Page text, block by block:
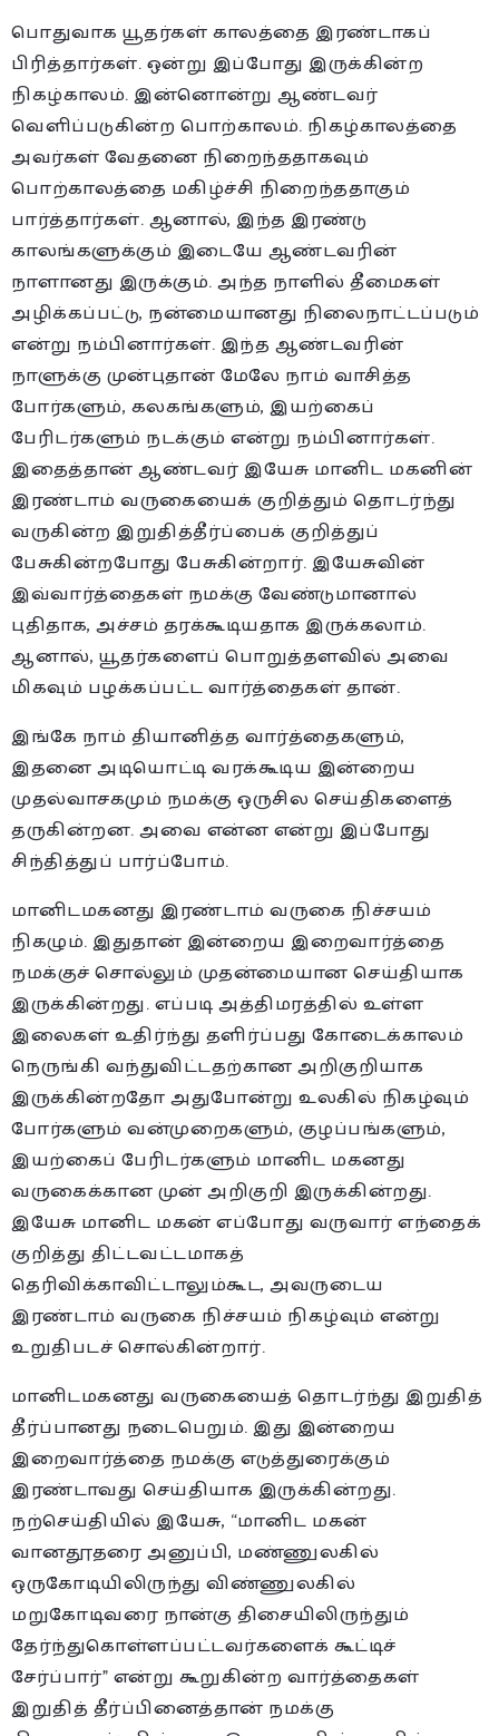
பொதுவாக யூதர்கள் காலத்தை இரண்டாகப்
பிரித்தார்கள். ஒன்று இப்போது இருக்கின்ற
நிகழ்காலம். இன்னொன்று ஆண்டவர்
வெளிப்படுகின்ற பொற்காலம். நிகழ்காலத்தை
அவர்கள் வேதனை நிறைந்ததாகவும்
பொற்காலத்தை மகிழ்ச்சி நிறைந்ததாகும்
பார்த்தார்கள். ஆனால், இந்த இரண்டு
காலங்களுக்கும் இடையே ஆண்டவரின்
நாளானது இருக்கும். அந்த நாளில் தீமைகள்
அழிக்கப்பட்டு, நன்மையானது நிலைநாட்டப்படும்
என்று நம்பினார்கள். இந்த ஆண்டவரின்
நாளுக்கு முன்புதான் மேலே நாம் வாசித்த
போர்களும், கலகங்களும், இயற்கைப்
பேரிடர்களும் நடக்கும் என்று நம்பினார்கள்.
இதைத்தான் ஆண்டவர் இயேசு மானிட மகனின்
இரண்டாம் வருகையைக் குறித்தும் தொடர்ந்து
வருகின்ற இறுதித்தீர்ப்பைக் குறித்துப்
பேசுகின்றபோது பேசுகின்றார். இயேசுவின்
இவ்வார்த்தைகள் நமக்கு வேண்டுமானால்
புதிதாக, அச்சம் தரக்கூடியதாக இருக்கலாம்.
ஆனால், யூதர்களைப் பொறுத்தளவில் அவை
மிகவும் பழக்கப்பட்ட வார்த்தைகள் தான்.
இங்கே நாம் தியானித்த வார்த்தைகளும்,
இதனை அடியொட்டி வரக்கூடிய இன்றைய
முதல்வாசகமும் நமக்கு ஒருசில செய்திகளைத்
தருகின்றன. அவை என்ன என்று இப்போது
சிந்தித்துப் பார்ப்போம்.
மானிடமகனது இரண்டாம் வருகை நிச்சயம்
நிகழும். இதுதான் இன்றைய இறைவார்த்தை
நமக்குச் சொல்லும் முதன்மையான செய்தியாக
இருக்கின்றது. எப்படி அத்திமரத்தில் உள்ள
இலைகள் உதிர்ந்து தளிர்ப்பது கோடைக்காலம்
நெருங்கி வந்துவிட்டதற்கான அறிகுறியாக
இருக்கின்றதோ அதுபோன்று உலகில் நிகழ்வும்
போர்களும் வன்முறைகளும், குழப்பங்களும்,
இயற்கைப் பேரிடர்களும் மானிட மகனது
வருகைக்கான முன் அறிகுறி இருக்கின்றது.
இயேசு மானிட மகன் எப்போது வருவார் எந்தைக்
குறித்து திட்டவட்டமாகத்
தெரிவிக்காவிட்டாலும்கூட, அவருடைய
இரண்டாம் வருகை நிச்சயம் நிகழ்வும் என்று
உறுதிபடச் சொல்கின்றார்.
மானிடமகனது வருகையைத் தொடர்ந்து இறுதித்
தீர்ப்பானது நடைபெறும். இது இன்றைய
இறைவார்த்தை நமக்கு எடுத்துரைக்கும்
இரண்டாவது செய்தியாக இருக்கின்றது.
நற்செய்தியில் இயேசு, “மானிட மகன்
வானதூதரை அனுப்பி, மண்ணுலகில்
ஒருகோடியிலிருந்து விண்ணுலகில்
மறுகோடிவரை நான்கு திசையிலிருந்தும்
தேர்ந்துகொள்ளப்பட்டவர்களைக் கூட்டிச்
சேர்ப்பார்” என்று கூறுகின்ற வார்த்தைகள்
இறுதித் தீர்ப்பினைத்தான் நமக்கு